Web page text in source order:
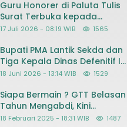
Guru Honorer di Paluta Tulis
Surat Terbuka kepada
Presiden Prabowo, Mohon
Kriminalisasi
17 Juli 2026 - 08:19 WIB 1565
Bupati PMA Lantik Sekda dan
Tiga Kepala Dinas Defenitif Ini
orangnya
18 Juni 2026 - 13:14 WIB 1529
Siapa Bermain ? GTT Belasan
Tahun Mengabdi, Kini
Dikeluarkan Sepihak Dari
18 Februari 2025 - 18:31 WIB 1487